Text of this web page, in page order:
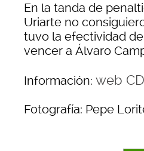
En la tanda de
Uriarte no
tuvo la efectividad
vencer a Álvaro
Información: web
Fotografía: Pepe